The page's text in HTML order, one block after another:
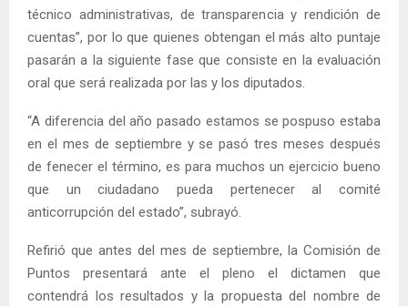
técnico administrativas, de transparencia y rendición de
cuentas”, por lo que quienes obtengan el más alto puntaje
pasarán a la siguiente fase que consiste en la evaluación
oral que será realizada por las y los diputados.
“A diferencia del año pasado estamos se pospuso estaba
en el mes de septiembre y se pasó tres meses después
de fenecer el término, es para muchos un ejercicio bueno
que un ciudadano pueda pertenecer al comité
anticorrupción del estado”, subrayó.
Refirió que antes del mes de septiembre, la Comisión de
Puntos presentará ante el pleno el dictamen que
contendrá los resultados y la propuesta del nombre de